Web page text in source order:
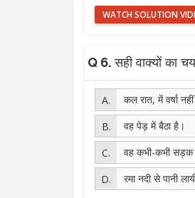
WATCH SOLUTION
Q 6.सही वाक्यों का
कल रात, में वर्षा
वह पेड़ में बैठा है।
वह कभी-कभी सड़क
रमा नदी से पानी